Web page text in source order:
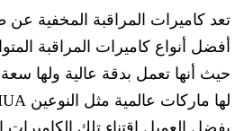
تعد كاميرات المراقبة المخفية
أفضل أنواع كاميرات المراقبة
حيث أنها تعمل بدقة عالية ولها